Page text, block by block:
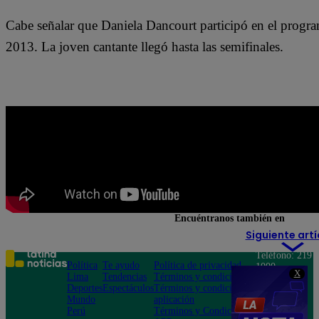
X
Cabe señalar que Daniela Dancourt participó en el
2013. La joven cantante llegó hasta las semifinales.
Siguiente
Encuéntranos también en
Política
Lima
Deportes
Mundo
Perú
Te ayudo
Tendencias
Espectáculos
Política de privacidad
Términos y condiciones
Términos y condiciones
aplicación
Términos y Condiciones
Teléfono: 219
1000
Felipe 968
Jesús María